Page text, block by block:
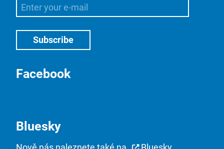
Facebook
Bluesky